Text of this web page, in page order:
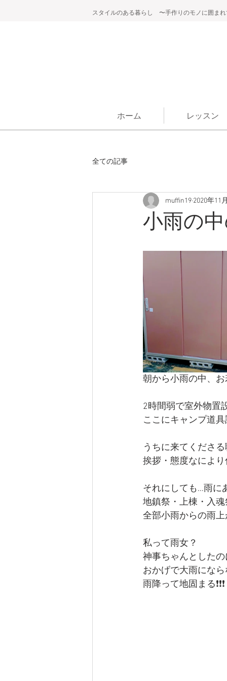
スタイルのある暮らし 〜手作りのモノに囲ま
ホーム レッスン
全ての記事
小雨の
muffin19 2020年11
朝から小雨の中、
2時間弱で室外物置
ここにキャンプ道
うちに来てくださ
挨拶・態度なによ
それにしても…雨に
地鎮祭・上棟・入
全部小雨からの雨
私って雨女？
神事ちゃんとした
おかげで大雨にな
雨降って地固まる❗❗❗